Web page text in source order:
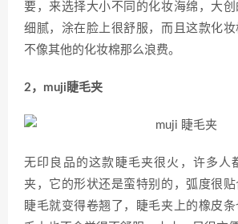
要，来选择大小不同的化妆海绵，大
细腻，涂在脸上很舒服，而且这款化妆
不像其他的化妆棉那么浪费。
2，muji睫毛夹
无印良品的这款睫毛夹很火，许多人
夹，它的形状还是蛮特别的，弧度很
睫毛就变得卷翘了，睫毛夹上的橡皮